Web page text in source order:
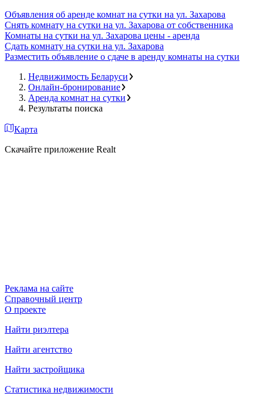
Объявления об аренде комнат на сутки на ул. Захарова
Снять комнату на сутки на ул. Захарова от собственника
Комнаты на сутки на ул. Захарова цены - аренда
Сдать комнату на сутки на ул. Захарова
Разместить объявление о сдаче в аренду комнаты на сутки
Недвижимость Беларуси
Онлайн-бронирование
Аренда комнат на сутки
Результаты поиска
Карта
Скачайте приложение Realt
Реклама на сайте
Справочный центр
О проекте
Найти риэлтера
Найти агентство
Найти застройщика
Статистика недвижимости